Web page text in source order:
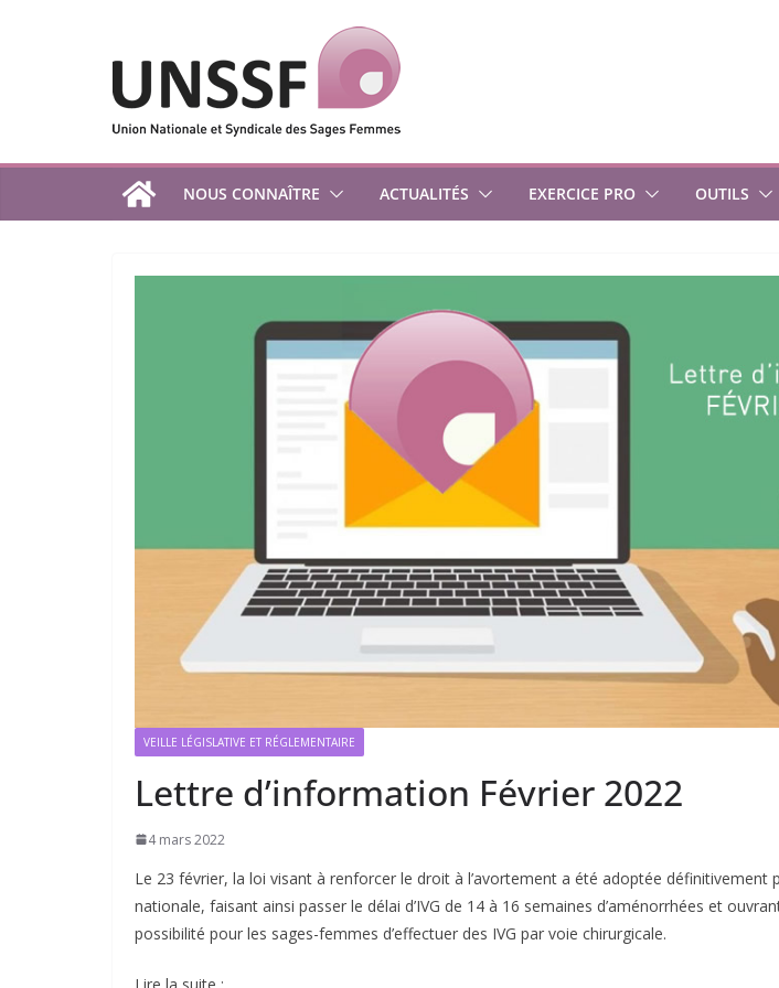
NOUS CONNAÎTRE ACTUALITÉS EXERCICE PRO OUTILS
VEILLE LÉGISLATIVE ET RÉGLEMENTAIRE
Lettre d’information Février 2022
4 mars 2022
Le 23 février, la loi visant à renforcer le droit à l’avortement a été adoptée définitivement
nationale, faisant ainsi passer le délai d’IVG de 14 à 16 semaines d’aménorrhées et
possibilité pour les sages-femmes d’effectuer des IVG par voie chirurgicale.